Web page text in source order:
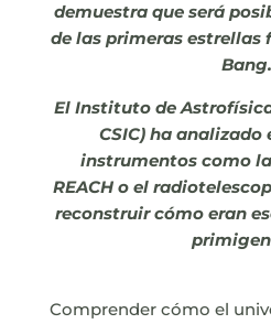
demuestra que será
de las primeras estrellas
Bang.
El Instituto de
CSIC) ha analizado
instrumentos como
REACH o el
reconstruir cómo eran
Comprender cómo el